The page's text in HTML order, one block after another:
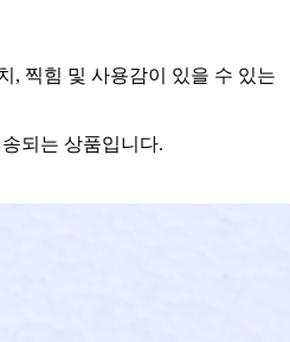
, 찍힘 및 사용감이 있을 수 있는
되는 상품입니다.